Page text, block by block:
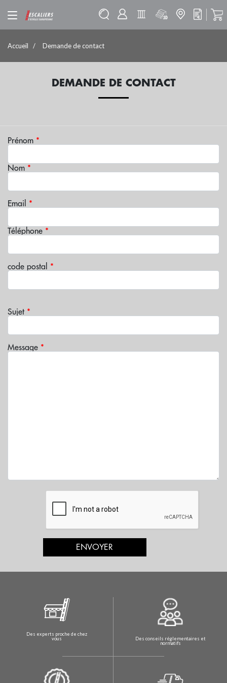
Accueil Demande de contact
DEMANDE DE CONTACT
Prénom *
Nom *
Email *
Téléphone *
code postal *
Sujet *
Message *
ENVOYER
Des experts proche de chez
vous
Des conseils réglementaires et
normatifs